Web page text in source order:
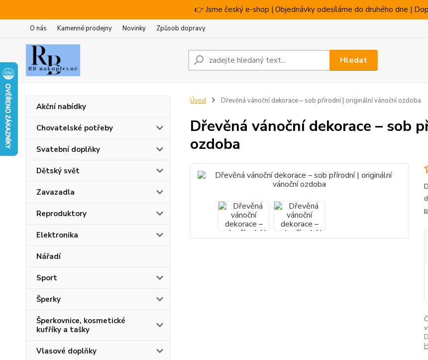
👉 Jsme český e-shop | Objednávky odesíláme do druhého dne |
O nás Kamenné prodejny Novinky Způsob dopravy
Hledat
Akční nabídky
Chovatelské potřeby
Svatební doplňky
Dětský svět
Zavazadla
Reproduktory
Elektronika
Nářadí
Sport
Šperky
Šperkovnice, kosmetické
kufříky a tašky
Vlasové doplňky
Úvod Dřevěná vánoční dekorace – sob přírodní | originální vánoční ozdoba
Dřevěná vánoční dekorace – sob
ozdoba